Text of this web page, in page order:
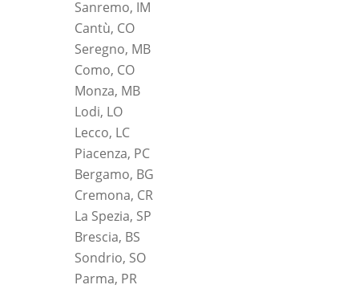
Sanremo, IM
Cantù, CO
Seregno, MB
Como, CO
Monza, MB
Lodi, LO
Lecco, LC
Piacenza, PC
Bergamo, BG
Cremona, CR
La Spezia, SP
Brescia, BS
Sondrio, SO
Parma, PR